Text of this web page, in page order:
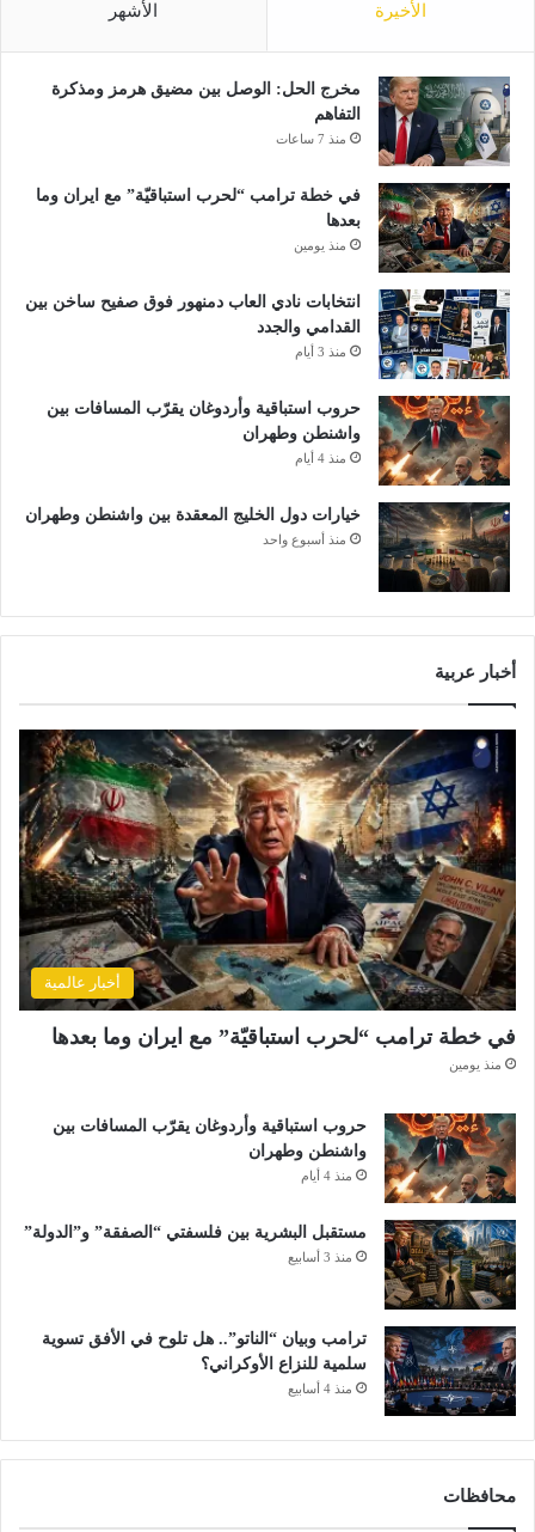
ي
ض
ه
ي
م
ع
م
د
و
ر
ي
م
ص
ي
ح
ة
م
ه
م
ي
م
س
ر
الأخيرة الأشهر
مخرج الحل: الوصل بين مضيق هرمز ومذكرة
التفاهم
منذ 7 ساعات
في خطة ترامب “لحرب استباقيّة” مع ايران وما
بعدها
منذ يومين
انتخابات نادي العاب دمنهور فوق صفيح ساخن بين
القدامي والجدد
منذ 3 أيام
حروب استباقية وأردوغان يقرّب المسافات بين
واشنطن وطهران
منذ 4 أيام
خيارات دول الخليج المعقدة بين واشنطن وطهران
منذ أسبوع واحد
أخبار عربية
أخبار عالمية
في خطة ترامب “لحرب استباقيّة” مع ايران وما بعدها
منذ يومين
حروب استباقية وأردوغان يقرّب المسافات بين
واشنطن وطهران
منذ 4 أيام
مستقبل البشرية بين فلسفتي “الصفقة” و”الدولة”
منذ 3 أسابيع
ترامب وبيان “الناتو”.. هل تلوح في الأفق تسوية
سلمية للنزاع الأوكراني؟
منذ 4 أسابيع
محافظات